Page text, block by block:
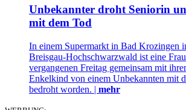
Unbekannter droht Seniorin
mit dem Tod
In einem Supermarkt in Bad Krozingen
Breisgau-Hochschwarzwald ist eine
vergangenen Freitag gemeinsam mit
Enkelkind von einem Unbekannten mit
bedroht worden. | mehr